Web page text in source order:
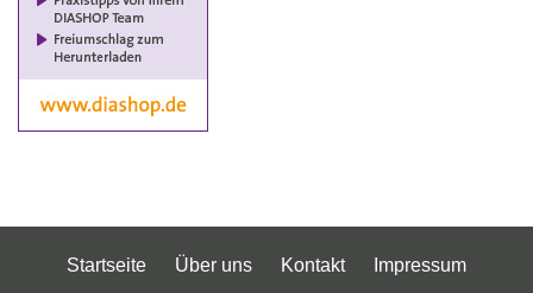
Startseite Über uns Kontakt
Impressum